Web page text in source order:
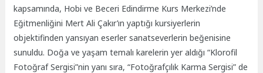
kapsamında, Hobi ve Beceri Edindirme Kurs Merkezi’nde
Eğitmenliğini Mert Ali Çakır’ın yaptığı kursiyerlerin
objektifinden yansıyan eserler sanatseverlerin beğenisine
sunuldu. Doğa ve yaşam temalı karelerin yer aldığı “Klorofil
Fotoğraf Sergisi”nin yanı sıra, “Fotoğrafçılık Karma Sergisi” de